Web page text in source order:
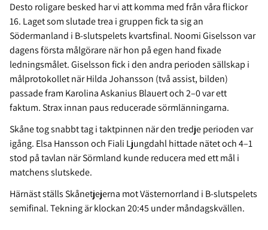
Desto roligare besked har vi att komma med från våra flickor
16. Laget som slutade trea i gruppen fick ta sig an
Södermanland i B-slutspelets kvartsfinal. Noomi Giselsson var
dagens första målgörare när hon på egen hand fixade
ledningsmålet. Giselsson fick i den andra perioden sällskap i
målprotokollet när Hilda Johansson (två assist, bilden)
passade fram Karolina Askanius Blauert och 2–0 var ett
faktum. Strax innan paus reducerade sörmlänningarna.
Skåne tog snabbt tag i taktpinnen när den tredje perioden var
igång. Elsa Hansson och Fiali Ljungdahl hittade nätet och 4–1
stod på tavlan när Sörmland kunde reducera med ett mål i
matchens slutskede.
Härnäst ställs Skånetjejerna mot Västernorrland i B-slutspelets
semifinal. Tekning är klockan 20:45 under måndagskvällen.